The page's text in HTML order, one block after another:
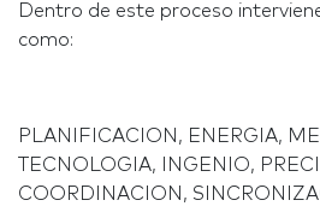
Dentro de este proceso
como:
PLANIFICACION, ENERGIA,
TECNOLOGIA, INGENIO,
COORDINACION,